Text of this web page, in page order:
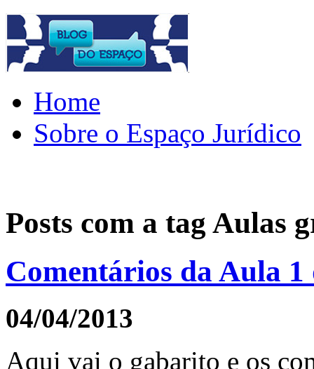
Home
Sobre o Espaço Jurídico
Posts com a tag Aulas
Comentários da Aula
04/04/2013
Aqui vai o gabarito e os